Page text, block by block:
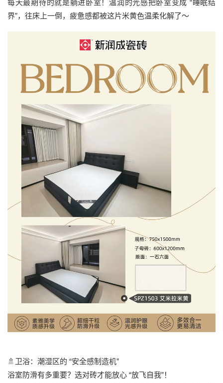
每天最期待的就是躺进卧室！温润的光感把卧室变成 “睡眠结
界”，往床上一倒，疲惫感都被这片米黄色温柔化解了～
🚿卫浴：潮湿区的 “安全感制造机”
浴室防滑有多重要？选对砖才能放心 “放飞自我”！